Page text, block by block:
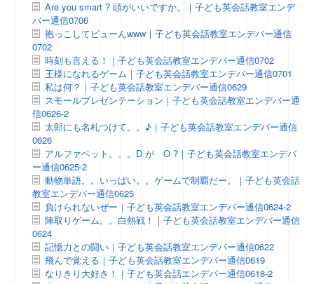
Are you smart ? 頭がいいですか。｜子ども英会話教室エンデ
バー通信0706
抱っこしてビューんwww｜子ども英会話教室エンデバー通信
0702
時刻も言える！｜子ども英会話教室エンデバー通信0702
王様になれるゲーム｜子ども英会話教室エンデバー通信0701
私は何？｜子ども英会話教室エンデバー通信0629
スモールプレゼンテーション｜子ども英会話教室エンデバー通
信0626-2
太郎にも名札つけて。。♪｜子ども英会話教室エンデバー通信
0626
アルファベット。。。D が O ?｜子ども英会話教室エンデバ
ー通信0625-2
動物単語。。いっぱい。。ゲームで制覇だー。｜子ども英会話
教室エンデバー通信0625
負けられないぜー｜子ども英会話教室エンデバー通信0624-2
陣取りゲーム。。白熱戦！｜子ども英会話教室エンデバー通信
0624
記憶力との闘い｜子ども英会話教室エンデバー通信0622
飛んで覚える｜子ども英会話教室エンデバー通信0619
なりきり大好き！｜子ども英会話エンデバー通信0618-2